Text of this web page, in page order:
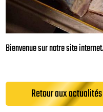
Bienvenue sur notre site
Retour aux actualités